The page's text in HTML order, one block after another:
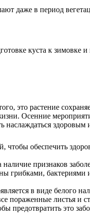
даже в период
куста к зимовке
это растение
Осенние
чтобы обеспечить
признаков
грибками,
в виде белого
пораженные листья и
предотвратить это